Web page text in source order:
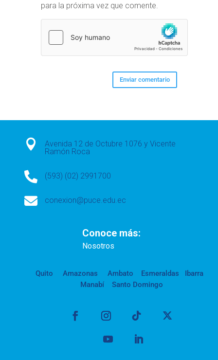
para la próxima vez que comente.

Avenida 12 de Octubre 1076 y Vicente
Ramón Roca
 (593) (02) 2991700
 conexion@puce.edu.ec
Conoce más:
Nosotros
Quito Amazonas Ambato Esmeraldas
Ibarra
Manabí
Santo Domingo